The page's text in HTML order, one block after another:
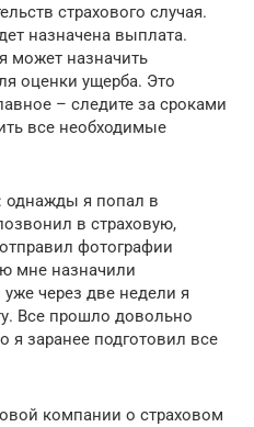
страхового случая.
назначена выплата.
может назначить
оценки ущерба. Это
– следите за сроками
все необходимые
однажды я попал в
в страховую,
фотографии
мне назначили
через две недели я
Все прошло довольно
я заранее подготовил все
компании о страховом